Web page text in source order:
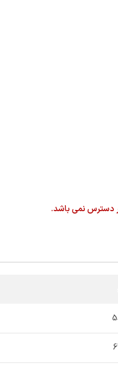
دسترس نمی باشد.